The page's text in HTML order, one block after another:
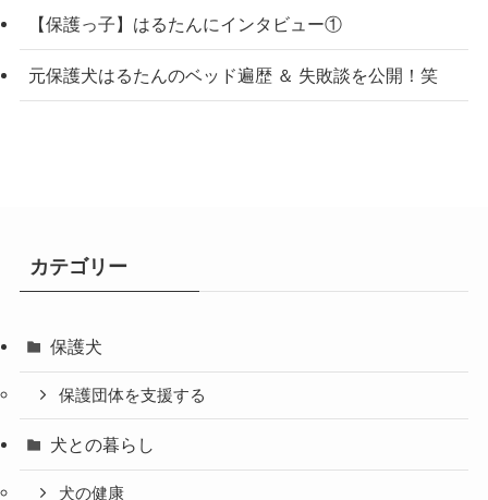
【保護っ子】はるたんにインタビュー①
元保護犬はるたんのベッド遍歴 ＆ 失敗談を公開！笑
カテゴリー
保護犬
保護団体を支援する
犬との暮らし
犬の健康